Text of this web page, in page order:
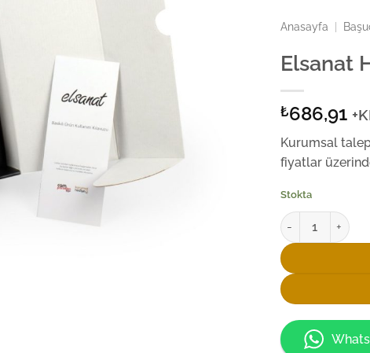
Anasayfa
Elsanat
₺686,91
Kurumsal
fiyatlar
Stokta
Elsanat Happy